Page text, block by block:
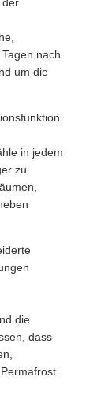
nach
um die
in jedem
zu
die
dass